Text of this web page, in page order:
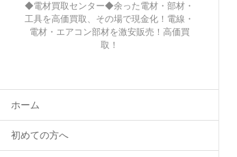
◆電材買取センター◆余った電材・部材・
工具を高価買取、その場で現金化！電線・
電材・エアコン部材を激安販売！高価買
取！
ホーム
初めての方へ